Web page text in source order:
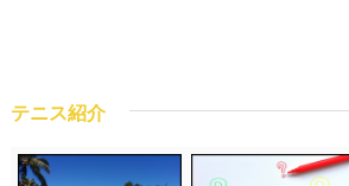
テニス紹介